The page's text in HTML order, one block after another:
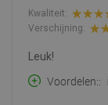
Kwaliteit:
Verschijning:
Leuk!
Voordelen: